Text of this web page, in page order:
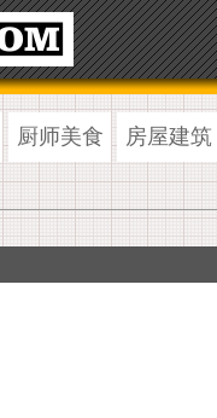
厨师美食 房屋建筑